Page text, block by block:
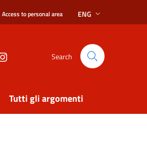
Access to personal area ENG
Search
Tutti gli argomenti